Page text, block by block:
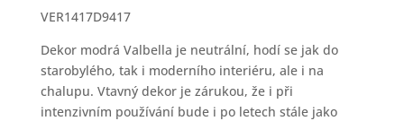
VER1417D9417
Dekor modrá Valbella je neutrální, hodí se jak do
starobylého, tak i moderního interiéru, ale i na
chalupu. Vtavný dekor je zárukou, že i při
intenzivním používání bude i po letech stále jako